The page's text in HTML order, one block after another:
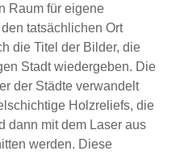
Raum für eigene
tatsächlichen Ort
die Titel der Bilder, die
Stadt wiedergeben. Die
der Städte verwandelt
Holzreliefs, die
dann mit dem Laser aus
werden. Diese